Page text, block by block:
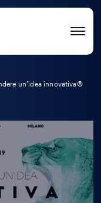
un’idea innovativa®